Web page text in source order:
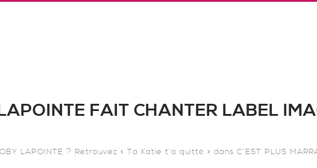
FAIT CHANTER LABEL
LAPOINTE ? Retrouvez « Ta Katie t’a quitté » dans C’EST PLUS